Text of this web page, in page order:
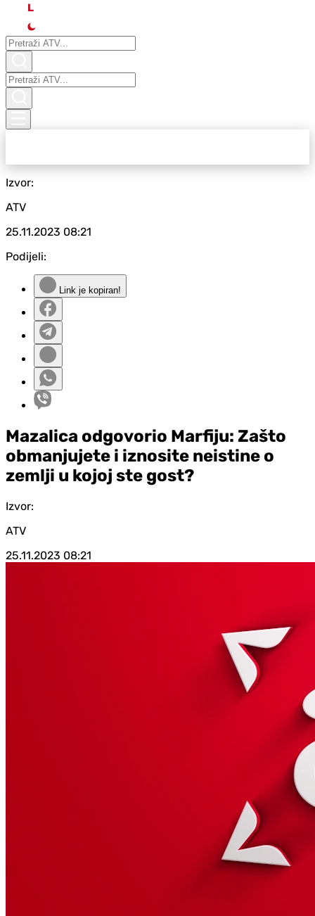
L
Izvor:
ATV
25.11.2023 08:21
Podijeli:
Link je kopiran!
Mazalica odgovorio Marfiju: Zašto
obmanjujete i iznosite neistine o
zemlji u kojoj ste gost?
Izvor:
ATV
25.11.2023 08:21